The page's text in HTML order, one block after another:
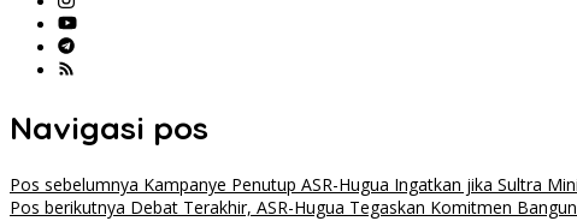
Navigasi pos
Pos sebelumnya Kampanye Penutup ASR-Hugua Ingatkan jika Sultra
Pos berikutnya Debat Terakhir, ASR-Hugua Tegaskan Komitmen